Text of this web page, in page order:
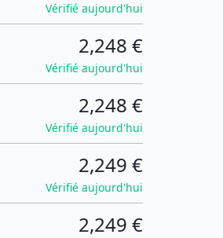
Vérifié aujourd'hui
2,248 €
Vérifié aujourd'hui
2,248 €
Vérifié aujourd'hui
2,249 €
Vérifié aujourd'hui
2,249 €